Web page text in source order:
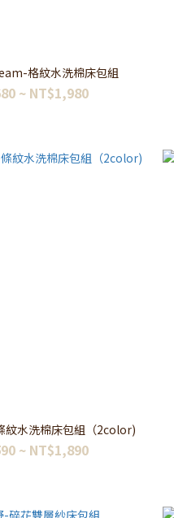
格紋水洗棉床包組
~ NT$1,980
紋水洗棉床包組（2color)
~ NT$1,890